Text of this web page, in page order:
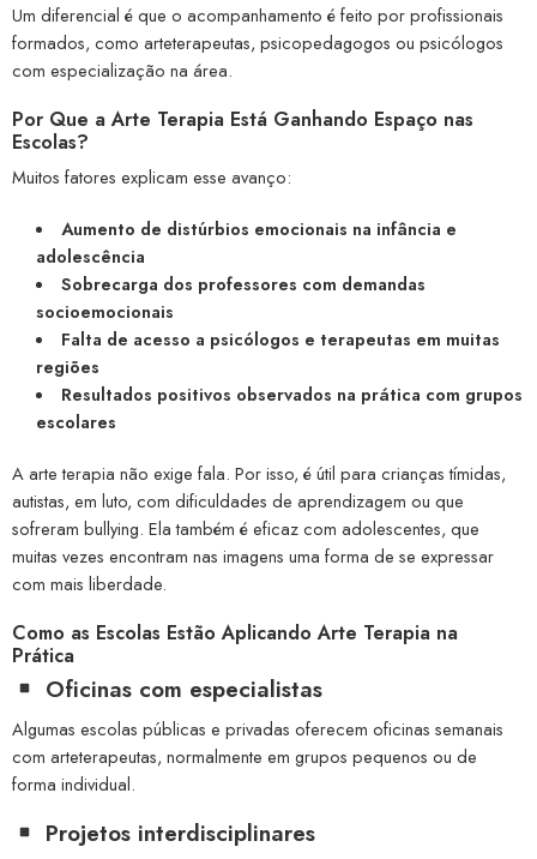
Um diferencial é que o acompanhamento é feito por profissionais
formados, como arteterapeutas, psicopedagogos ou psicólogos
com especialização na área.
Por Que a Arte Terapia Está Ganhando Espaço nas
Escolas?
Muitos fatores explicam esse avanço:
Aumento de distúrbios emocionais na infância e
adolescência
Sobrecarga dos professores com demandas
socioemocionais
Falta de acesso a psicólogos e terapeutas em muitas
regiões
Resultados positivos observados na prática com grupos
escolares
A arte terapia não exige fala. Por isso, é útil para crianças tímidas,
autistas, em luto, com dificuldades de aprendizagem ou que
sofreram bullying. Ela também é eficaz com adolescentes, que
muitas vezes encontram nas imagens uma forma de se expressar
com mais liberdade.
Como as Escolas Estão Aplicando Arte Terapia na
Prática
Oficinas com especialistas
Algumas escolas públicas e privadas oferecem oficinas semanais
com arteterapeutas, normalmente em grupos pequenos ou de
forma individual.
Projetos interdisciplinares